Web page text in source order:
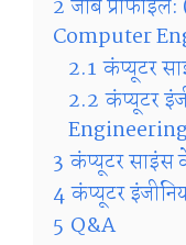
2 जॉब
Computer
2.1 कंप्यूटर
2.2 कंप्यूटर
3 कंप्यूटर साइंस
4 कंप्यूटर
5 Q&A